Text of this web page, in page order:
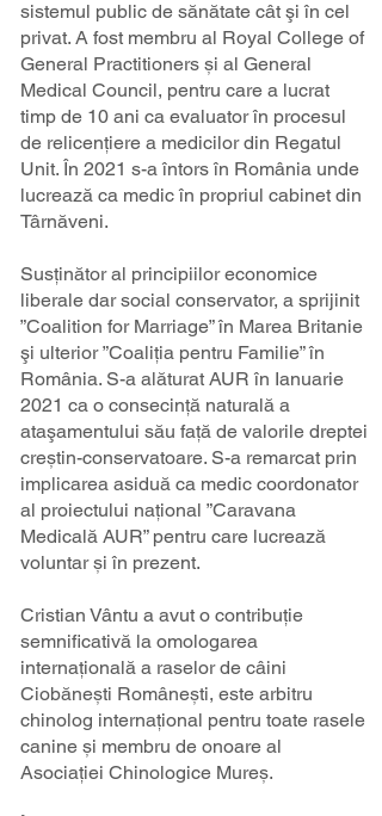
sistemul public de sănătate cât şi în cel
privat. A fost membru al Royal College of
General Practitioners și al General
Medical Council, pentru care a lucrat
timp de 10 ani ca evaluator în procesul
de relicenţiere a medicilor din Regatul
Unit. În 2021 s-a întors în România unde
lucrează ca medic în propriul cabinet din
Târnăveni.
Susținător al principiilor economice
liberale dar social conservator, a sprijinit
”Coalition for Marriage” în Marea Britanie
şi ulterior ”Coaliţia pentru Familie” în
România. S-a alăturat AUR în Ianuarie
2021 ca o consecinţă naturală a
ataşamentului său faţă de valorile dreptei
creștin-conservatoare. S-a remarcat prin
implicarea asiduă ca medic coordonator
al proiectului național ”Caravana
Medicală AUR” pentru care lucrează
voluntar și în prezent.
Cristian Vântu a avut o contribuție
semnificativă la omologarea
internațională a raselor de câini
Ciobănești Românești, este arbitru
chinolog internațional pentru toate rasele
canine și membru de onoare al
Asociației Chinologice Mureș.